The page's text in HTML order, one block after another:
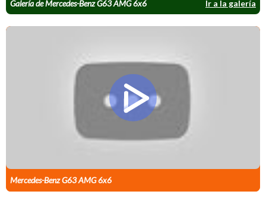
Galería de Mercedes-Benz G63 AMG 6x6 Ir a la galería
Mercedes-Benz G63 AMG 6x6